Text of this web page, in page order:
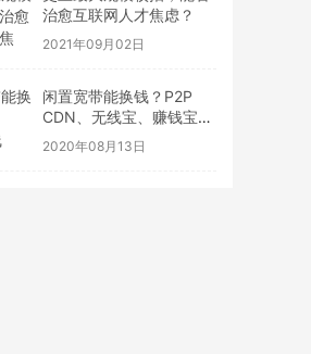
治愈互联网人才焦虑？
2021年09月02日
闲置宽带能换钱？P2P
CDN、无线宝、赚钱宝到
底靠不靠谱
2020年08月13日